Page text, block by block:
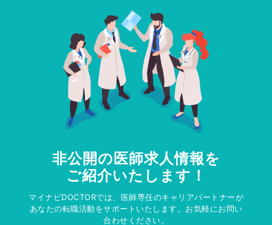
非公開の医師求人情報を
ご紹介いたします！
マイナビDOCTORでは、医師専任のキャリアパートナーが
あなたの転職活動をサポートいたします。お気軽にお問い
合わせください。